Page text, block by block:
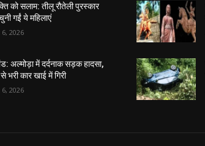
को सलाम: तीलू रौतेली पुरस्कार
गईं ये महिलाएं
2026
अल्मोड़ा में दर्दनाक सड़क हादसा,
से भरी कार खाई में गिरी
2026